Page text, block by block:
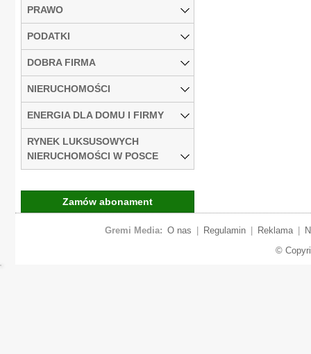
PRAWO
PODATKI
DOBRA FIRMA
NIERUCHOMOŚCI
ENERGIA DLA DOMU I FIRMY
RYNEK LUKSUSOWYCH
NIERUCHOMOŚCI W POSCE
Zamów abonament
Gremi Media: O nas Regulamin Reklama
©